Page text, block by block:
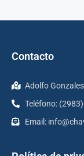
Contacto
Adolfo
Teléfono:
Email: